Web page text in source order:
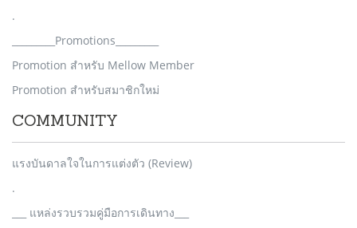
.
_________Promotions_________
Promotion สำหรับ Mellow Member
Promotion สำหรับสมาชิกใหม่
COMMUNITY
แรงบันดาลใจในการแต่งตัว (Review)
.
___ แหล่งรวบรวมคู่มือการเดินทาง___